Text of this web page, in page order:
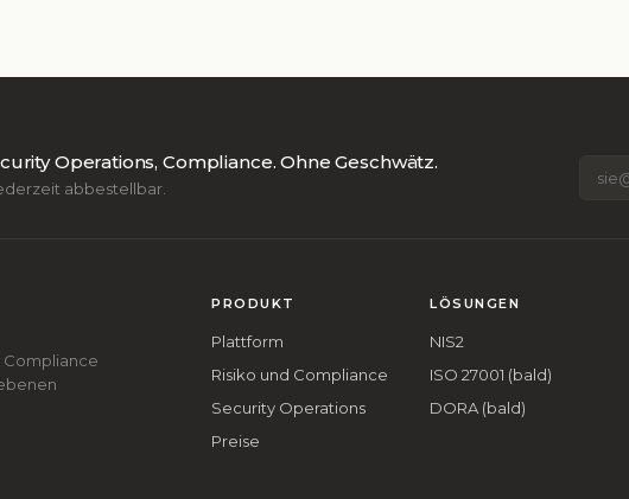
Operations, Compliance. Ohne Geschwätz.
abbestellbar.
Compliance
PRODUKT
Plattform
Risiko und Compliance
Security Operations
Preise
LÖSUNGEN
NIS2
ISO 27001 (bald)
DORA (bald)